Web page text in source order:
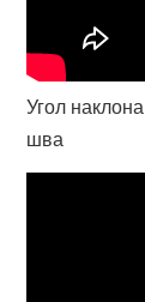
Угол
шва